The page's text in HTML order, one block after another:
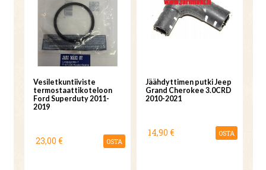
Vesiletkuntiiviste
termostaattikoteloon
Ford Superduty 2011-
2019
23,00 € OSTA
Jäähdyttimen putki Jeep
Grand Cherokee 3.0CRD
2010-2021
14,90 € OSTA